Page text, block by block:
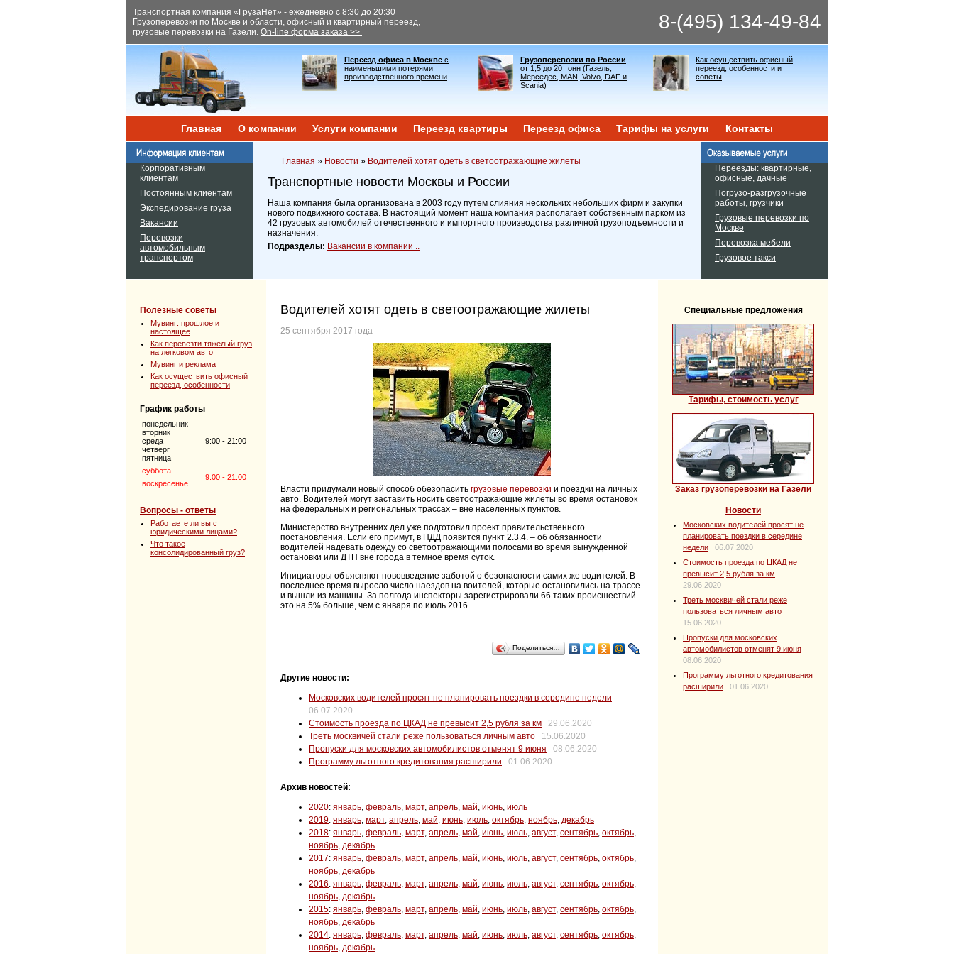
Транспортная компания «ГрузаНет» - ежедневно с 8:30 до 20:30
Грузоперевозки по Москве и области, офисный и квартирный переезд,
грузовые перевозки на Газели. On-line форма заказа >> 8-(495) 134-49-84
Переезд офиса в Москве с
наименьшими потерями
производственного времени
Грузоперевозки по России
от 1,5 до 20 тонн (Газель,
Мерседес, MAN, Volvo, DAF и
Scania)
Как осуществить офисный
переезд, особенности и
советы
Главная О компании Услуги компании Переезд квартиры Переезд офиса Тарифы на услуги Контакты
Корпоративным
клиентам
Постоянным клиентам
Экспедирование груза
Вакансии
Перевозки
автомобильным
транспортом
Главная » Новости » Водителей хотят одеть в светоотражающие жилеты
Транспортные новости Москвы и России
Наша компания была организована в 2003 году путем слияния нескольких небольших фирм и закупки
нового подвижного состава. В настоящий момент наша компания располагает собственным парком из
42 грузовых автомобилей отечественного и импортного производства различной грузоподъемности и
назначения.
Подразделы: Вакансии в компании ..
Переезды: квартирные,
офисные, дачные
Погрузо-разгрузочные
работы, грузчики
Грузовые перевозки по
Москве
Перевозка мебели
Грузовое такси
Полезные советы
Мувинг: прошлое и
настоящее
Как перевезти тяжелый груз
на легковом авто
Мувинг и реклама
Как осуществить офисный
переезд, особенности
График работы
понедельник
вторник
среда
четверг
пятница
9:00 - 21:00
суббота
9:00 - 21:00
воскресенье
Вопросы - ответы
Работаете ли вы с
юридическими лицами?
Что такое
консолидированный груз?
Водителей хотят одеть в светоотражающие жилеты
25 сентября 2017 года
Власти придумали новый способ обезопасить грузовые перевозки и поездки на личных
авто. Водителей могут заставить носить светоотражающие жилеты во время остановок
на федеральных и региональных трассах – вне населенных пунктов.
Министерство внутренних дел уже подготовил проект правительственного
постановления. Если его примут, в ПДД появится пункт 2.3.4. – об обязанности
водителей надевать одежду со светоотражающими полосами во время вынужденной
остановки или ДТП вне города в темное время суток.
Инициаторы объясняют нововведение заботой о безопасности самих же водителей. В
последнее время выросло число наездов на воителей, которые остановились на трассе
и вышли из машины. За полгода инспекторы зарегистрировали 66 таких происшествий –
это на 5% больше, чем с января по июль 2016.
Поделиться…
Другие новости:
Московских водителей просят не планировать поездки в середине недели
06.07.2020
Стоимость проезда по ЦКАД не превысит 2,5 рубля за км
29.06.2020
Треть москвичей стали реже пользоваться личным авто
15.06.2020
Пропуски для московских автомобилистов отменят 9 июня
08.06.2020
Программу льготного кредитования расширили
01.06.2020
Архив новостей:
2020: январь, февраль, март, апрель, май, июнь, июль
2019: январь, март, апрель, май, июнь, июль, октябрь, ноябрь, декабрь
2018: январь, февраль, март, апрель, май, июнь, июль, август, сентябрь, октябрь,
ноябрь, декабрь
2017: январь, февраль, март, апрель, май, июнь, июль, август, сентябрь, октябрь,
ноябрь, декабрь
2016: январь, февраль, март, апрель, май, июнь, июль, август, сентябрь, октябрь,
ноябрь, декабрь
2015: январь, февраль, март, апрель, май, июнь, июль, август, сентябрь, октябрь,
ноябрь, декабрь
2014: январь, февраль, март, апрель, май, июнь, июль, август, сентябрь, октябрь,
ноябрь, декабрь
Специальные предложения
Тарифы, стоимость услуг
Заказ грузоперевозки на Газели
Новости
Московских водителей просят не
планировать поездки в середине
недели
06.07.2020
Стоимость проезда по ЦКАД не
превысит 2,5 рубля за км
29.06.2020
Треть москвичей стали реже
пользоваться личным авто
15.06.2020
Пропуски для московских
автомобилистов отменят 9 июня
08.06.2020
Программу льготного кредитования
расширили
01.06.2020